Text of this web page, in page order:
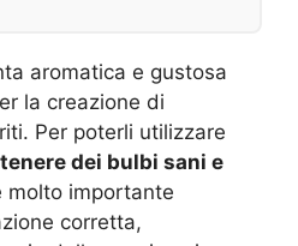
aromatica e gustosa
la creazione di
Per poterli utilizzare
dei bulbi sani e
molto importante
corretta,